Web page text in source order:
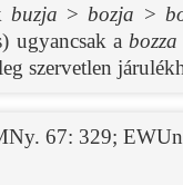
buzja >bozja >
ugyancsak a bozza
szervetlen
67: 329;